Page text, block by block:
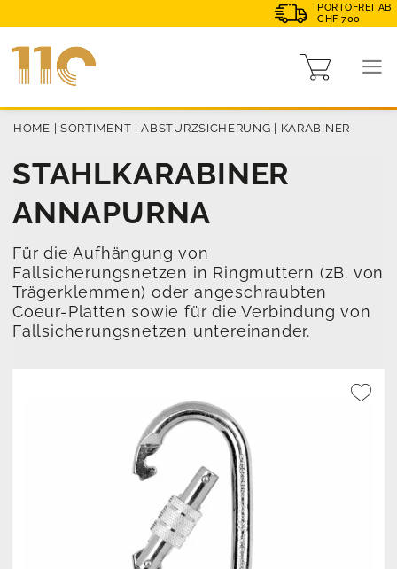
PORTOFREI AB
CHF 700
HOME | SORTIMENT |ABSTURZSICHERUNG | KARABINER
STAHLKARABINER
ANNAPURNA
Für die Aufhängung von
Fallsicherungsnetzen in Ringmuttern (zB. von
Trägerklemmen) oder angeschraubten
Coeur-Platten sowie für die Verbindung von
Fallsicherungsnetzen untereinander.